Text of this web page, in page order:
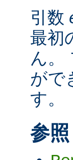
引数
最初
ん。
がで
す。
参照